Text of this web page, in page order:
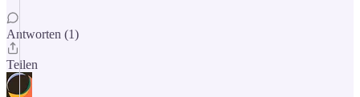
Antworten (1)
Teilen